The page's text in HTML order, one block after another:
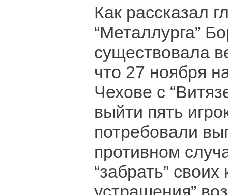
Как рассказал
“Металлурга”
существовала
что 27 ноября
Чехове с
выйти пять
потребовали
противном
“забрать”